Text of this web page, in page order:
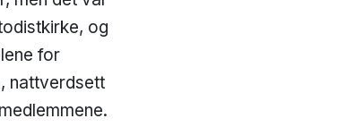
og
for
nattverdsett